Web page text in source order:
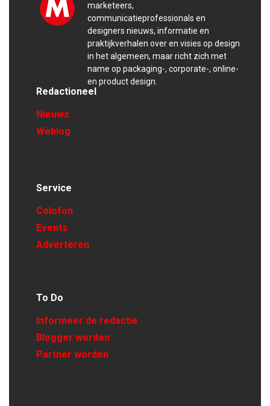
marketeers,
communicatieprofessionals en
designers nieuws, informatie en
praktijkverhalen over en visies op design
in het algemeen, maar richt zich met
name op packaging-, corporate-, online-
en product design.
Redactioneel
Nieuws
Weblog
Service
Colofon
Events
Adverteren
To Do
Informeer de redactie
Blogger worden
Partner worden